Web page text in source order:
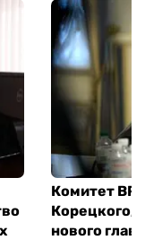
Комитет ВР
Корецкого,
нового